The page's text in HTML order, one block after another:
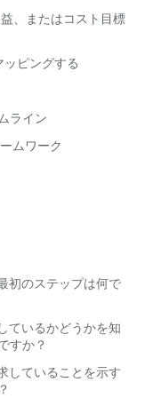
、またはコスト目標
ピングする
ライン
ムワーク
初のステップは何で
ているかどうかを知
すか？
していることを示す